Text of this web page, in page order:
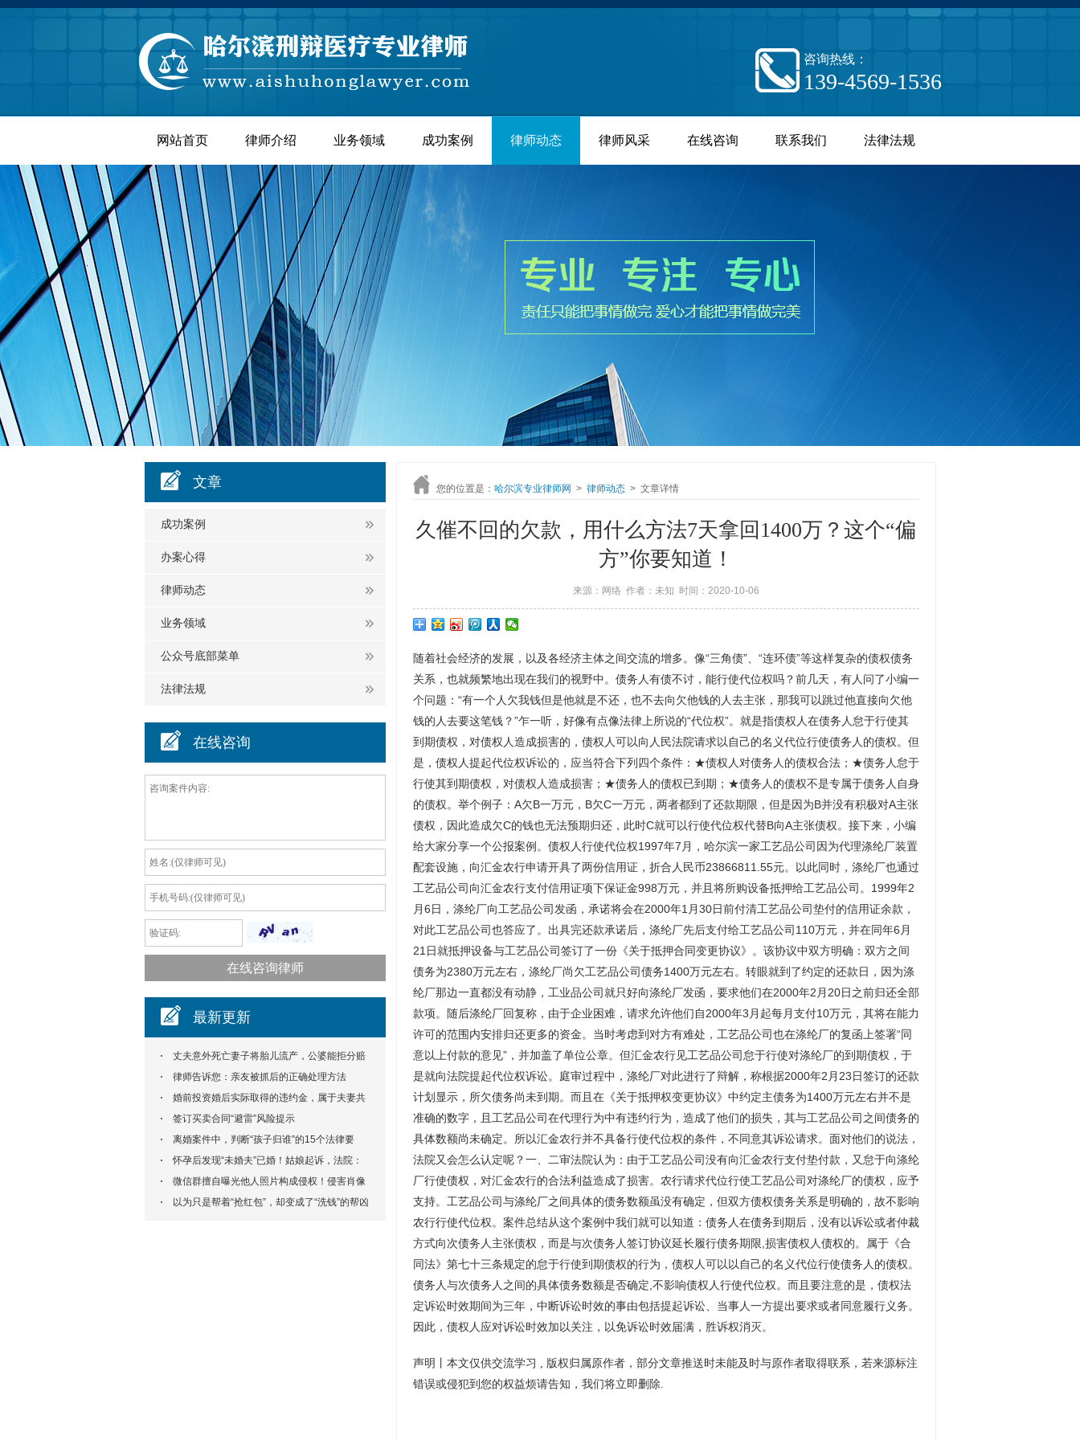
咨询热线：
139-4569-1536
网站首页 律师介绍 业务领域 成功案例 律师动态 律师风采 在线咨询 联系我们 法律法规
文章
成功案例
办案心得
律师动态
业务领域
公众号底部菜单
法律法规
在线咨询
最新更新
丈夫意外死亡妻子将胎儿流产，公婆能拒分赔
偿款吗？
律师告诉您：亲友被抓后的正确处理方法
婚前投资婚后实际取得的违约金，属于夫妻共
同财产吗？
签订买卖合同“避雷”风险提示
离婚案件中，判断“孩子归谁”的15个法律要
点！一文讲清
怀孕后发现“未婚夫”已婚！姑娘起诉，法院：
侵犯一般人格权！
微信群擅自曝光他人照片构成侵权！侵害肖像
权不再以“营利目的”为条件
以为只是帮着“抢红包”，却变成了“洗钱”的帮凶
您的位置是： 哈尔滨专业律师网 > 律师动态 > 文章详情
久催不回的欠款，用什么方法7天拿回1400万？这个“偏
方”你要知道！
来源：网络 作者：未知 时间：2020-10-06
随着社会经济的发展，以及各经济主体之间交流的增多。像“三角债”、“连环债”等这样复杂的债权债务
关系，也就频繁地出现在我们的视野中。债务人有债不讨，能行使代位权吗？前几天，有人问了小编一
个问题：“有一个人欠我钱但是他就是不还，也不去向欠他钱的人去主张，那我可以跳过他直接向欠他
钱的人去要这笔钱？”乍一听，好像有点像法律上所说的“代位权”。就是指债权人在债务人怠于行使其
到期债权，对债权人造成损害的，债权人可以向人民法院请求以自己的名义代位行使债务人的债权。但
是，债权人提起代位权诉讼的，应当符合下列四个条件：★债权人对债务人的债权合法；★债务人怠于
行使其到期债权，对债权人造成损害；★债务人的债权已到期；★债务人的债权不是专属于债务人自身
的债权。举个例子：A欠B一万元，B欠C一万元，两者都到了还款期限，但是因为B并没有积极对A主张
债权，因此造成欠C的钱也无法预期归还，此时C就可以行使代位权代替B向A主张债权。接下来，小编
给大家分享一个公报案例。债权人行使代位权1997年7月，哈尔滨一家工艺品公司因为代理涤纶厂装置
配套设施，向汇金农行申请开具了两份信用证，折合人民币23866811.55元。以此同时，涤纶厂也通过
工艺品公司向汇金农行支付信用证项下保证金998万元，并且将所购设备抵押给工艺品公司。1999年2
月6日，涤纶厂向工艺品公司发函，承诺将会在2000年1月30日前付清工艺品公司垫付的信用证余款，
对此工艺品公司也答应了。出具完还款承诺后，涤纶厂先后支付给工艺品公司110万元，并在同年6月
21日就抵押设备与工艺品公司签订了一份《关于抵押合同变更协议》。该协议中双方明确：双方之间
债务为2380万元左右，涤纶厂尚欠工艺品公司债务1400万元左右。转眼就到了约定的还款日，因为涤
纶厂那边一直都没有动静，工业品公司就只好向涤纶厂发函，要求他们在2000年2月20日之前归还全部
款项。随后涤纶厂回复称，由于企业困难，请求允许他们自2000年3月起每月支付10万元，其将在能力
许可的范围内安排归还更多的资金。当时考虑到对方有难处，工艺品公司也在涤纶厂的复函上签署“同
意以上付款的意见”，并加盖了单位公章。但汇金农行见工艺品公司怠于行使对涤纶厂的到期债权，于
是就向法院提起代位权诉讼。庭审过程中，涤纶厂对此进行了辩解，称根据2000年2月23日签订的还款
计划显示，所欠债务尚未到期。而且在《关于抵押权变更协议》中约定主债务为1400万元左右并不是
准确的数字，且工艺品公司在代理行为中有违约行为，造成了他们的损失，其与工艺品公司之间债务的
具体数额尚未确定。所以汇金农行并不具备行使代位权的条件，不同意其诉讼请求。面对他们的说法，
法院又会怎么认定呢？一、二审法院认为：由于工艺品公司没有向汇金农行支付垫付款，又怠于向涤纶
厂行使债权，对汇金农行的合法利益造成了损害。农行请求代位行使工艺品公司对涤纶厂的债权，应予
支持。工艺品公司与涤纶厂之间具体的债务数额虽没有确定，但双方债权债务关系是明确的，故不影响
农行行使代位权。案件总结从这个案例中我们就可以知道：债务人在债务到期后，没有以诉讼或者仲裁
方式向次债务人主张债权，而是与次债务人签订协议延长履行债务期限,损害债权人债权的。属于《合
同法》第七十三条规定的怠于行使到期债权的行为，债权人可以以自己的名义代位行使债务人的债权。
债务人与次债务人之间的具体债务数额是否确定,不影响债权人行使代位权。而且要注意的是，债权法
定诉讼时效期间为三年，中断诉讼时效的事由包括提起诉讼、当事人一方提出要求或者同意履行义务。
因此，债权人应对诉讼时效加以关注，以免诉讼时效届满，胜诉权消灭。
声明丨本文仅供交流学习 , 版权归属原作者，部分文章推送时未能及时与原作者取得联系，若来源标注
错误或侵犯到您的权益烦请告知，我们将立即删除.